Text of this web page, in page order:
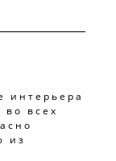
интерьера
всех
из